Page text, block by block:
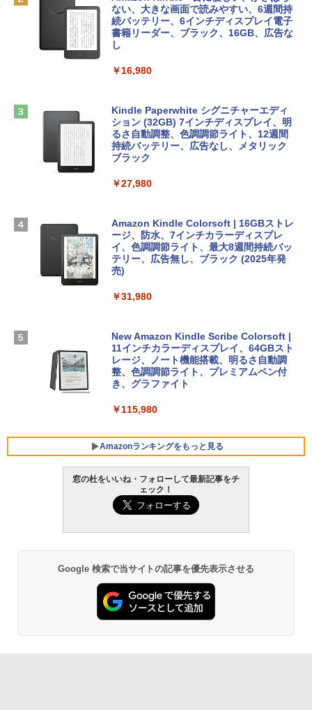
tomtoc 360°保護 15.6 16インチ パソコ
ンケース Dell NEC Lavie ASUS HP dyna
Apple 2026 MacBook Air M5チップ搭載
13インチノートブック：AIとApple Intell
igence、13.6インチLiquid Retinaディ
スプレイ、24GBユニファイドメモリ、1
ームカメラ、日本語キーボード、Touch I
￥298,901
【Amazon.co.jp限定】 HP ノートパソコ
ン 15-fd 15.6インチ 16GBメモリ 512GB
FMV ノートパソコン WE1-K3 (MS 365 P
ersonal/Copilotキー搭載/Win 11/15.6型/
Core i5/16GB/SSD 512GB/ホワイト) FM
VWK3E15W_AZ
￥139,880
4(最新 永続版)|オンラインコード版|Wind
ows11、10/mac対応|PC2台
￥39,582
インゲームコード】 ロブロックス | オン
ラインコード版
￥3,200
Robloxギフトカード - 1000 Robux 【限
ラインコード版
￥1,600
ト): Java & Bedrock Edition | オンライ
￥3,600
ズ (はぴーイラストLabo)
￥480
ClaudeCode いちばんやさしい 教科書:
にもKindle出版にも！ 非エンジニアのた
めのAIコーディング入門シリーズ
￥99
1冊ですべて身につくHTML & CSSとWe
￥2,326
FM TOWNS ハイパー・カタログ: 本体ハ
ェクトリストと最新エミュレータ紹介
ない、大きな画面で読みやすい、6週間持
続バッテリー、6インチディスプレイ電子
書籍リーダー、ブラック、16GB、広告な
し
￥16,980
Kindle Paperwhite シグニチャーエディ
ション (32GB) 7インチディスプレイ、明
るさ自動調整、色調調節ライト、12週間
持続バッテリー、広告なし、メタリック
ブラック
￥27,980
Amazon Kindle Colorsoft | 16GBストレ
ージ、防水、7インチカラーディスプレ
イ、色調調節ライト、最大8週間持続バッ
テリー、広告無し、ブラック (2025年発
売)
￥31,980
New Amazon Kindle Scribe Colorsoft |
11インチカラーディスプレイ、64GBスト
レージ、ノート機能搭載、明るさ自動調
整、色調調節ライト、プレミアムペン付
き、グラファイト
￥115,980
Amazonランキングをもっと見る
窓の杜をいいね・フォローして最新記事をチ
ェック！
Google 検索で当サイトの記事を優先表示させる